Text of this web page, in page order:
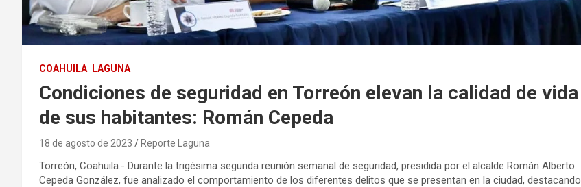
COAHUILA LAGUNA
Condiciones de seguridad en Torreón elevan la calidad de vida
de sus habitantes: Román Cepeda
18 de agosto de 2023 Reporte Laguna
Torreón, Coahuila.- Durante la trigésima segunda reunión semanal de seguridad, presidida por el alcalde Román Alberto
Cepeda González, fue analizado el comportamiento de los diferentes delitos que se presentan en la ciudad, destacando